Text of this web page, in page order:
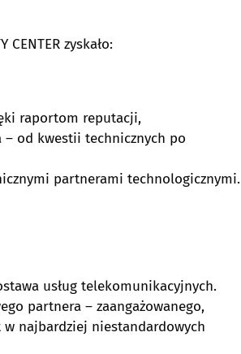
zyskało:
raportom reputacji,
– od kwestii technicznych po
partnerami technologicznymi.
usług telekomunikacyjnych.
partnera – zaangażowanego,
w najbardziej niestandardowych